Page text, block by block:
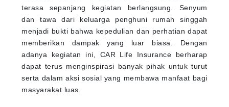
terasa sepanjang kegiatan berlangsung. Senyum
dan tawa dari keluarga penghuni rumah singgah
menjadi bukti bahwa kepedulian dan perhatian dapat
memberikan dampak yang luar biasa. Dengan
adanya kegiatan ini, CAR Life Insurance berharap
dapat terus menginspirasi banyak pihak untuk turut
serta dalam aksi sosial yang membawa manfaat bagi
masyarakat luas.